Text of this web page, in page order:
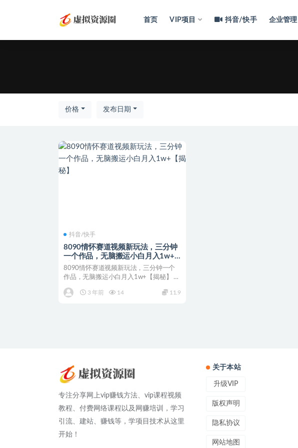
首页 VIP项目 抖音/快手 企业管理
价格 发布日期
抖音/快手
8090情怀赛道视频新玩法，三分钟
一个作品，无脑搬运小白月入1w+
【揭秘】
8090情怀赛道视频新玩法，三分钟一个
作品，无脑搬运小白月入1w+【揭秘】 怀
3 年前
14 11.9
专注分享网上vip赚钱方法、vip课程视频
教程、付费网络课程以及网赚培训，学习
引流、建站、赚钱等，学项目技术从这里
开始！
关于本站
升级VIP
版权声明
隐私协议
网站地图